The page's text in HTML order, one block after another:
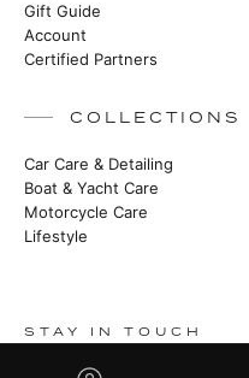
Gift Guide
Account
Certified Partners
COLLECTIONS
Car Care & Detailing
Boat & Yacht Care
Motorcycle Care
Lifestyle
STAY IN TOUCH
Heritage stories, new